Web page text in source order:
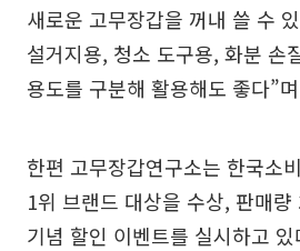
새로운 고무장갑을 꺼내 쓸 수
설거지용, 청소 도구용, 화분 손
용도를 구분해 활용해도 좋다”
한편 고무장갑연구소는 한국소
1위 브랜드 대상을 수상, 판매
기념 할인 이벤트를 실시하고